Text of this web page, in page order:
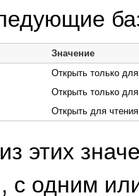
Значение
Открыть только
Открыть только
Открыть для
этих
с одним